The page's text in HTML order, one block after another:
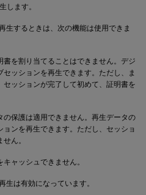
します。
生するときは、次の機能は使用できま
を割り当てることはできません。デジ
ッションを再生できます。ただし、ま
ッションが完了して初めて、証明書を
保護は適用できません。再生データの
ンを再生できます。ただし、セッショ
ん。
ャッシュできません。
生は有効になっています。